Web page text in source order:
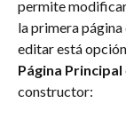
permite
la primera página
editar está
Página Principal
constructor: